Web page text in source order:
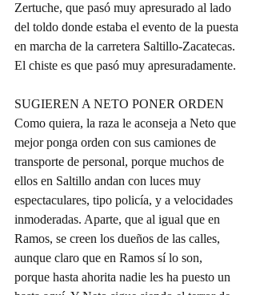
Zertuche, que pasó muy apresurado al lado
del toldo donde estaba el evento de la puesta
en marcha de la carretera Saltillo-Zacatecas.
El chiste es que pasó muy apresuradamente.
SUGIEREN A NETO PONER ORDEN
Como quiera, la raza le aconseja a Neto que
mejor ponga orden con sus camiones de
transporte de personal, porque muchos de
ellos en Saltillo andan con luces muy
espectaculares, tipo policía, y a velocidades
inmoderadas. Aparte, que al igual que en
Ramos, se creen los dueños de las calles,
aunque claro que en Ramos sí lo son,
porque hasta ahorita nadie les ha puesto un